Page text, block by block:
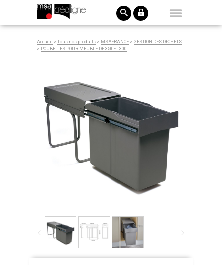
Accueil > Tous nos produits > MSAFRANCE > GESTION DES DECHETS
> POUBELLES POUR MEUBLE DE 350 ET 300